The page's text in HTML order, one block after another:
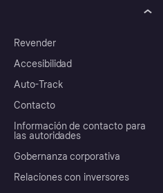
Revender
Accesibilidad
Auto-Track
Contacto
Información de contacto para
las autoridades
Gobernanza corporativa
Relaciones con inversores